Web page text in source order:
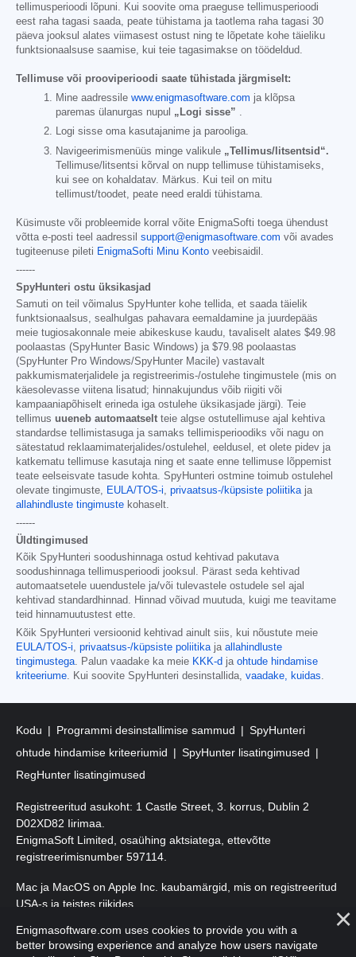
tellimusperioodi lõpuni. Kui soovite oma praeguse tellimusperioodi
eest raha tagasi saada, peate tühistama ja taotlema raha tagasi 30
päeva jooksul alates viimasest ostust ning te lõpetate kohe täieliku
funktsionaalsuse saamise, kui teie tagasimakse on töödeldud.
Tellimuse või prooviperioodi saate tühistada järgmiselt:
Mine aadressile www.enigmasoftware.com ja klõpsa
paremas ülanurgas nupul „Logi sisse” .
Logi sisse oma kasutajanime ja parooliga.
Navigeerimismenüüs minge valikule „Tellimus/litsentsid“.
Tellimuse/litsentsi kõrval on nupp tellimuse tühistamiseks,
kui see on kohaldatav. Märkus. Kui teil on mitu
tellimust/toodet, peate need eraldi tühistama.
Küsimuste või probleemide korral võite EnigmaSofti toega ühendust
võtta e-posti teel aadressil support@enigmasoftware.com või avades
tugiteenuse pileti EnigmaSofti Minu Konto veebisaidil.
------
SpyHunteri ostu üksikasjad
Samuti on teil võimalus SpyHunter kohe tellida, et saada täielik
funktsionaalsus, sealhulgas pahavara eemaldamine ja juurdepääs
meie tugiosakonnale meie abikeskuse kaudu, tavaliselt alates $49.98
poolaastas (SpyHunter Basic Windows) ja $79.98 poolaastas
(SpyHunter Pro Windows/SpyHunter Macile) vastavalt
pakkumismaterjalidele ja registreerimis-/ostulehe tingimustele (mis on
käesolevasse viitena lisatud; hinnakujundus võib riigiti või
kampaaniapõhiselt erineda iga ostulehe üksikasjade järgi). Teie
tellimus uueneb automaatselt teie algse ostutellimuse ajal kehtiva
standardse tellimistasuga ja samaks tellimisperioodiks või nagu on
sätestatud reklaamimaterjalides/ostulehel, eeldusel, et olete pidev ja
katkematu tellimuse kasutaja ning et saate enne tellimuse lõppemist
teate eelseisvate tasude kohta. SpyHunteri ostmine toimub ostulehel
olevate tingimuste,
EULA/TOS-i privaatsus-/küpsiste poliitika ja
allahindluste tingimuste kohaselt.
------
Üldtingimused
Kõik SpyHunteri soodushinnaga ostud kehtivad pakutava
soodushinnaga tellimusperioodi jooksul. Pärast seda kehtivad
automaatsetele uuendustele ja/või tulevastele ostudele sel ajal
kehtivad standardhinnad. Hinnad võivad muutuda, kuigi me teavitame
teid hinnamuutustest ette.
Kõik SpyHunteri versioonid kehtivad ainult siis, kui nõustute meie
EULA/TOS-i
privaatsus-/küpsiste poliitika ja allahindluste
tingimustega . Palun vaadake ka meie KKK-d ja ohtude hindamise
kriteeriume . Kui soovite SpyHunteri desinstallida, vaadake, kuidas
Kodu Programmi desinstallimise sammud
SpyHunteri
ohtude hindamise kriteeriumid
SpyHunter lisatingimused
RegHunter lisatingimused
Registreeritud asukoht: 1 Castle Street, 3. korrus, Dublin 2
D02XD82 Iirimaa.
EnigmaSoft Limited, osaühing aktsiatega, ettevõtte
registreerimisnumber 597114.
Mac ja MacOS on Apple Inc. kaubamärgid, mis on registreeritud
USA-s ja teistes riikides.
Autoriõigus 2016-2025. EnigmaSoft Ltd. Kõik õigused kaitstud.
Enigmasoftware.com uses cookies to provide you with a
better browsing experience and analyze how users navigate